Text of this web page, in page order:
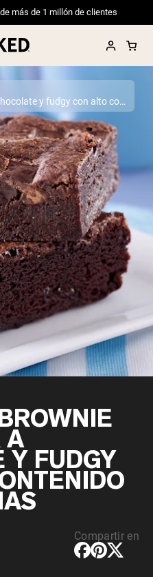
más de 1 millón de clientes
Receta de brownie con sabor a chocolate y fudgy con alto contenido de proteínas
A
Y FUDGY
Compartir en